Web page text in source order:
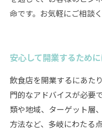
命です。お気軽にご相談く
安心して開業するため
飲食店を開業するにあた
門的なアドバイスが必要
類や地域、ターゲット層
方法など、多岐にわたる